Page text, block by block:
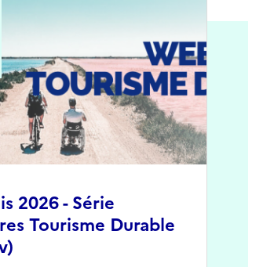
2026 - Série
Tourisme Durable